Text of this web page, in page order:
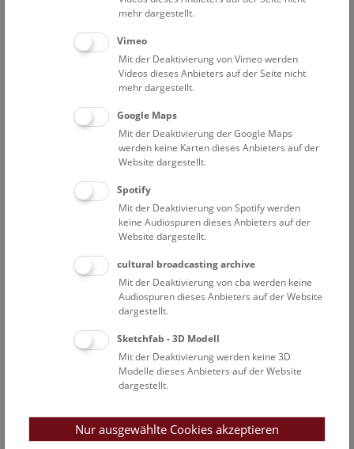
Am 24. Dezember verkürzt ein ganz besonderer Gast im
Naturhistorischen Museum das Warten aufs Christkind...
November
mehr dargestellt.
Vimeo
Mit der Deaktivierung von Vimeo werden
Videos dieses Anbieters auf der Seite nicht
mehr dargestellt.
Google Maps
Mit der Deaktivierung der Google Maps
werden keine Karten dieses Anbieters auf der
Website dargestellt.
Spotify
Mit der Deaktivierung von Spotify werden
keine Audiospuren dieses Anbieters auf der
Website dargestellt.
cultural broadcasting archive
Mit der Deaktivierung von cba werden keine
Audiospuren dieses Anbieters auf der Website
dargestellt.
Sketchfab - 3D Modell
Mit der Deaktivierung werden keine 3D
Modelle dieses Anbieters auf der Website
dargestellt.
Nur ausgewählte Cookies akzeptieren